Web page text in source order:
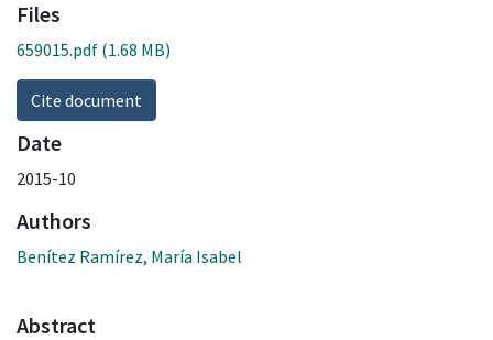
Files
659015.pdf (1.68 MB)
Cite document
Date
2015-10
Authors
Benítez Ramírez, María Isabel
Abstract